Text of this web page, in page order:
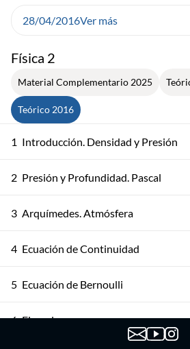
Física 2
Material Complementario 2025
Teórico 2016
1 Introducción. Densidad y Presión
2 Presión y Profundidad. Pascal
3 Arquímedes. Atmósfera
4 Ecuación de Continuidad
5 Ecuación de Bernoulli
6 Ejemplos
28/04/2016Ver más